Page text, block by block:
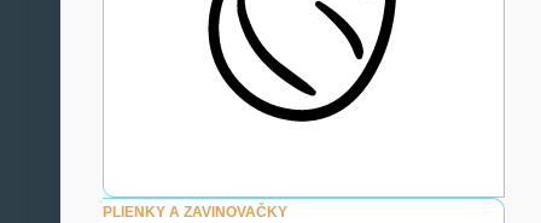
PLIENKY A ZAVINOVAČKY